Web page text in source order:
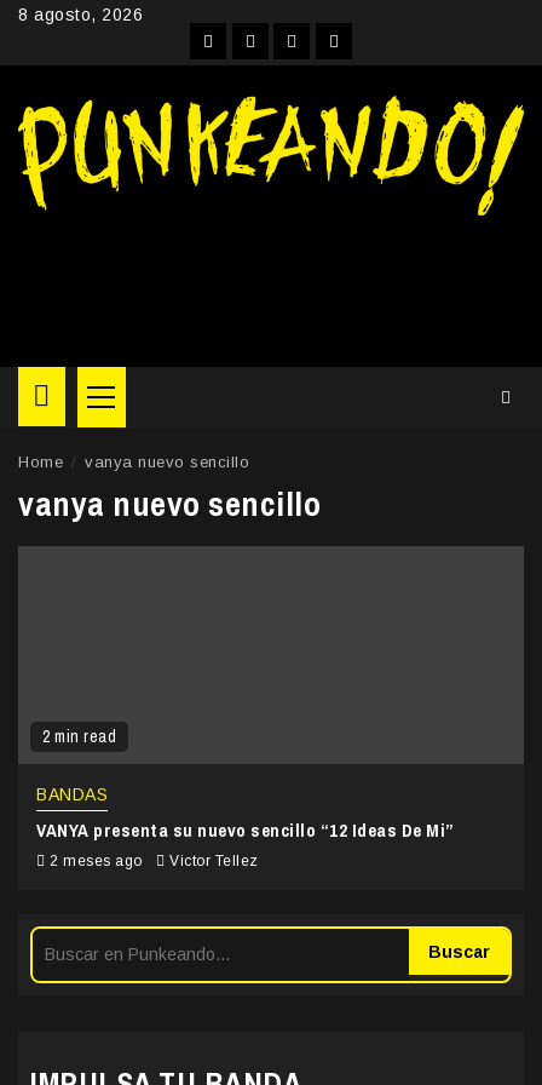
Skip8 agosto, 2026
FacebookInstagram
YouTubeTwitter
Primary
Menu
Home vanya nuevo sencillo
vanya nuevo sencillo
2 min read
BANDAS
VANYA presenta su nuevo sencillo “12 Ideas De Mi”
2 meses ago Victor Tellez
Buscar